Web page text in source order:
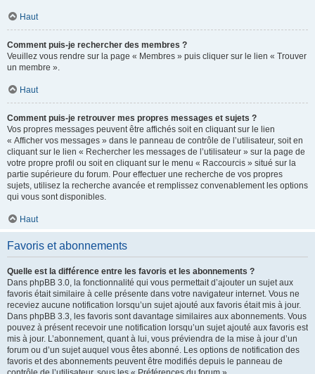
Haut
Comment puis-je rechercher des membres ?
Veuillez vous rendre sur la page « Membres » puis cliquer sur le lien « Trouver
un membre ».
Haut
Comment puis-je retrouver mes propres messages et sujets ?
Vos propres messages peuvent être affichés soit en cliquant sur le lien
« Afficher vos messages » dans le panneau de contrôle de l’utilisateur, soit en
cliquant sur le lien « Rechercher les messages de l’utilisateur » sur la page de
votre propre profil ou soit en cliquant sur le menu « Raccourcis » situé sur la
partie supérieure du forum. Pour effectuer une recherche de vos propres
sujets, utilisez la recherche avancée et remplissez convenablement les options
qui vous sont disponibles.
Haut
Favoris et abonnements
Quelle est la différence entre les favoris et les abonnements ?
Dans phpBB 3.0, la fonctionnalité qui vous permettait d’ajouter un sujet aux
favoris était similaire à celle présente dans votre navigateur internet. Vous ne
receviez aucune notification lorsqu’un sujet ajouté aux favoris était mis à jour.
Dans phpBB 3.3, les favoris sont davantage similaires aux abonnements. Vous
pouvez à présent recevoir une notification lorsqu’un sujet ajouté aux favoris est
mis à jour. L’abonnement, quant à lui, vous préviendra de la mise à jour d’un
forum ou d’un sujet auquel vous êtes abonné. Les options de notification des
favoris et des abonnements peuvent être modifiés depuis le panneau de